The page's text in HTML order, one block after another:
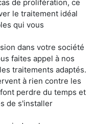
de prolifération, ce
le traitement idéal
qui vous
dans votre société
faites appel à nos
traitements adaptés.
à rien contre les
perdre du temps et
de s'installer